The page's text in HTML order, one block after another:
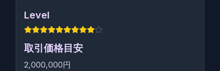
Level
取引価格目安
2,000,000円